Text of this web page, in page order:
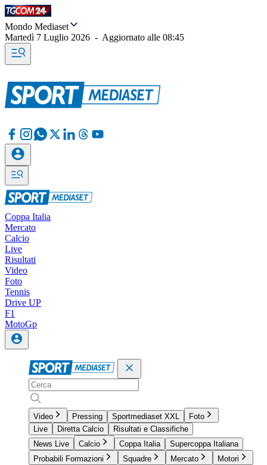
Mondo Mediaset
Martedì 7 Luglio 2026 - Aggiornato alle 08:45
Coppa Italia
Mercato
Calcio
Live
Risultati
Video
Foto
Tennis
Drive UP
F1
MotoGp
Video Pressing Sportmediaset XXL
Foto
Live
Diretta Calcio
Risultati e Classifiche
News Live
Calcio Coppa Italia
Supercoppa Italiana
Probabili Formazioni
Squadre Mercato
Motori